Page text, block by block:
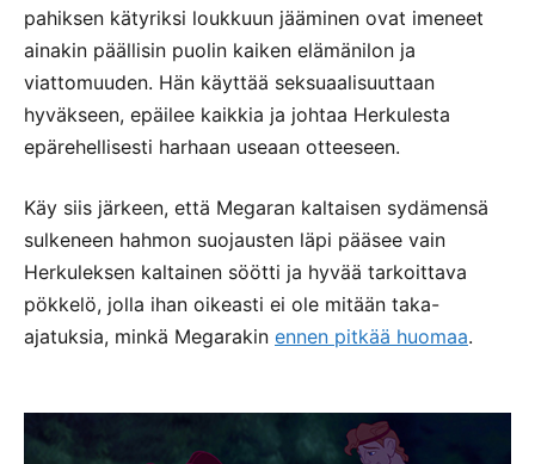
pahiksen kätyriksi loukkuun jääminen ovat imeneet
ainakin päällisin puolin kaiken elämänilon ja
viattomuuden. Hän käyttää seksuaalisuuttaan
hyväkseen, epäilee kaikkia ja johtaa Herkulesta
epärehellisesti harhaan useaan otteeseen.
Käy siis järkeen, että Megaran kaltaisen sydämensä
sulkeneen hahmon suojausten läpi pääsee vain
Herkuleksen kaltainen söötti ja hyvää tarkoittava
pökkelö, jolla ihan oikeasti ei ole mitään taka-
ajatuksia, minkä Megarakin ennen pitkää huomaa.